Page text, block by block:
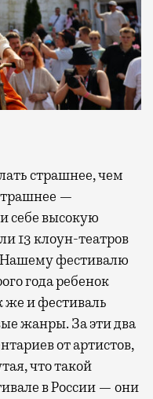
страшнее, чем
—
себе высокую
13 клоун-театров
Нашему фестивалю
года ребенок
же и фестиваль
жанры. За эти два
от артистов,
что такой
в России — они